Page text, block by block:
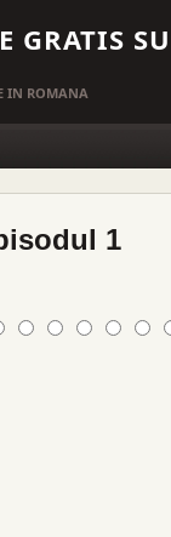
GRATIS
IN ROMANA
1